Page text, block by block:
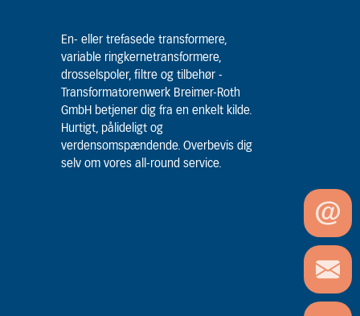
En- eller trefasede transformere,
variable ringkernetransformere,
drosselspoler, filtre og tilbehør -
Transformatorenwerk Breimer-Roth
GmbH betjener dig fra en enkelt kilde.
Hurtigt, pålideligt og
verdensomspændende. Overbevis dig
selv om vores all-round service.